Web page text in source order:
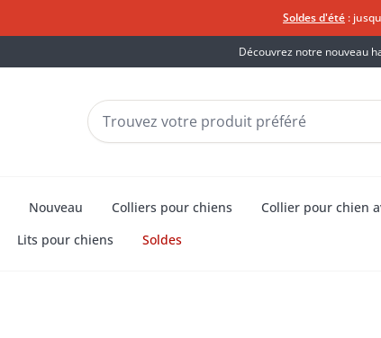
Soldes d'été :
Découvrez notre nouveau
Nouveau Colliers pour chiens Collier pour chien
Lits pour chiens Soldes